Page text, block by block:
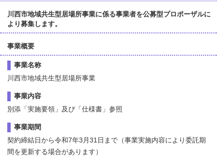
川西市地域共生型居場所事業に係る事業者を公募型プロポーザルに
より募集します。
事業概要
事業名称
川西市地域共生型居場所事業
事業内容
別添「実施要領」及び「仕様書」参照
事業期間
契約締結日から令和7年3月31日まで（事業実施内容により委託期
間を更新する場合があります）